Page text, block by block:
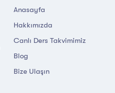
Anasayfa
Hakkımızda
Canlı Ders Takvimimiz
Blog
Bize Ulaşın